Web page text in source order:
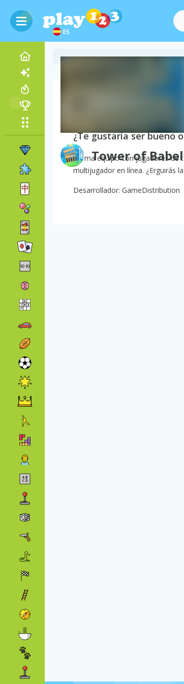
ES
Tower of Babel
Sobre el juego
¿Te gustaría ser bueno
Forma equipo con jugadores de
multijugador en línea. ¿Erguirás
Desarrollador: GameDistribution